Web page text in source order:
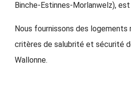
Binche-Estinnes-Morlanwelz),
Nous fournissons des logements
critères de salubrité et sécurité
Wallonne.